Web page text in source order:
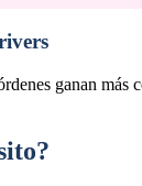
ganan